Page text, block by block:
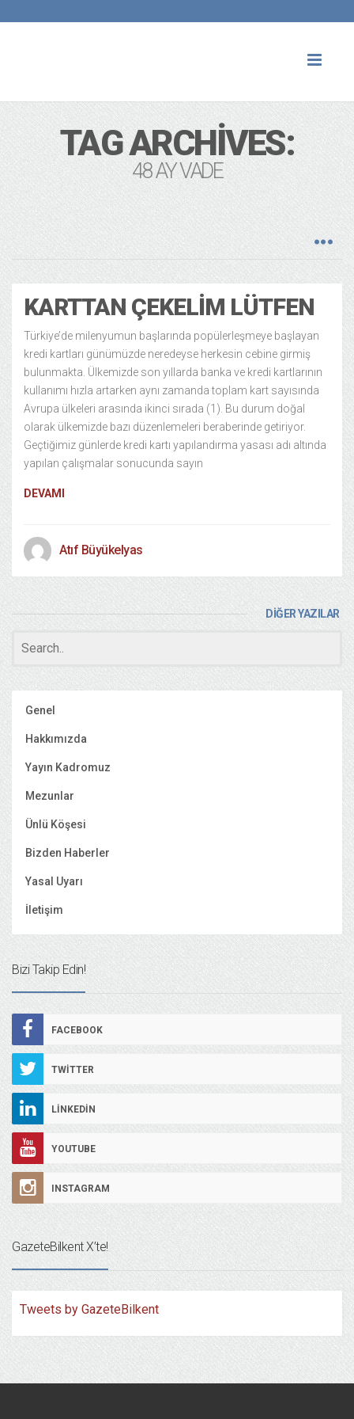
TAG ARCHIVES:
48 AY VADE
KARTTAN ÇEKELIM LÜTFEN
Türkiye’de milenyumun başlarında popülerleşmeye başlayan
kredi kartları günümüzde neredeyse herkesin cebine girmiş
bulunmakta. Ülkemizde son yıllarda banka ve kredi kartlarının
kullanımı hızla artarken aynı zamanda toplam kart sayısında
Avrupa ülkeleri arasında ikinci sırada (1). Bu durum doğal
olarak ülkemizde bazı düzenlemeleri beraberinde getiriyor.
Geçtiğimiz günlerde kredi kartı yapılandırma yasası adı altında
yapılan çalışmalar sonucunda sayın
DEVAMI
Atıf Büyükelyas
DİĞER YAZILAR
Genel
Hakkımızda
Yayın Kadromuz
Mezunlar
Ünlü Köşesi
Bizden Haberler
Yasal Uyarı
İletişim
Bizi Takip Edin!
FACEBOOK
TWITTER
LINKEDIN
YOUTUBE
INSTAGRAM
GazeteBilkent X’te!
Tweets by GazeteBilkent